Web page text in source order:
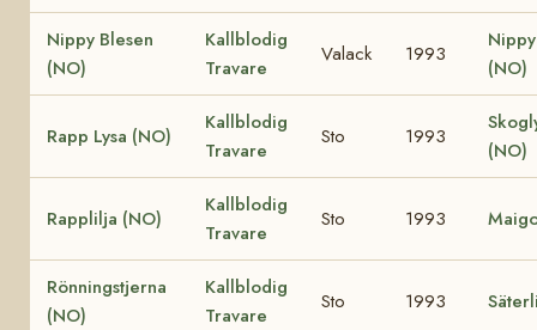
Nippy Blesen
(NO)
Kallblodig
Travare
Valack 1993
(NO)
Rapp Lysa (NO)
Kallblodig
Travare
Sto 1993
(NO)
Rapplilja (NO)
Kallblodig
Travare
Sto 1993
Rönningstjerna
(NO)
Kallblodig
Travare
Sto 1993